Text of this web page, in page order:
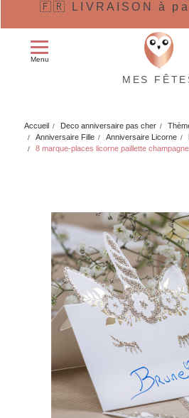
🇫🇷 LIVRAISON à
Menu
MES
Accueil Deco anniversaire pas cher
Anniversaire Fille
Anniversaire Licorne
8 marque-places licorne paillette